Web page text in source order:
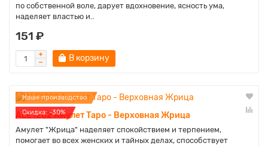
по собственной воле, дарует вдохновение, ясность ума,
наделяет властью и..
151 ₽
В корзину
Наше производство
Cкидка: -30%
ALE1202 Амулет Таро - Верховная Жрица
Амулет "Жрица" наделяет спокойствием и терпением,
помогает во всех женских и тайных делах, способствует